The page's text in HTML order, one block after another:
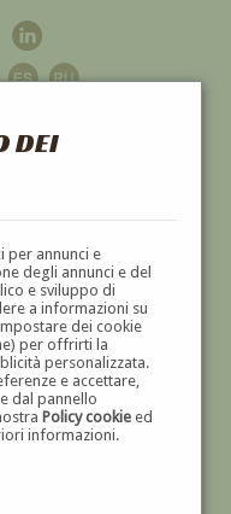
DEI
per annunci e
degli annunci e del
e sviluppo di
a informazioni su
dei cookie
per offrirti la
personalizzata.
e accettare,
dal pannello
Policy cookieed
informazioni.
'800 E '900